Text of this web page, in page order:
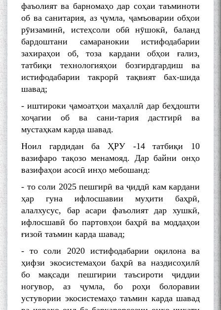
фаъолият ва барномаҳо дар соҳаи таъминоти
об ва санитария, аз ҷумла, ҷамъоварии обҳои
рӯизаминӣ, истеҳсоли обӣ нӯшокӣ, баланд
бардоштани самаранокии истифодабарии
захираҳои об, тоза кардани обҳои ғализ,
татбиқи технологияҳои бозгирдгардиш ва
истифодабарии такрорӣ тақвият бах-шида
шавад;
- иштироки ҷамоатҳои маҳаллӣ дар беҳдошти
хоҷагии об ва сани-тария дастгирӣ ва
мустаҳкам карда шавад.
Ноил гардидан ба ҲРУ -14 татбиқи 10
вазифаро тақозо менамояд. Дар байни онҳо
вазифаҳои асосӣ инҳо мебошанд:
- то соли 2025 пешгирӣ ва ҷиддӣ кам кардани
ҳар гуна ифлосшавии муҳити баҳрӣ,
алалхусус, бар асари фаъолият дар хушкӣ,
ифлосшавӣ бо партовҳои баҳрӣ ва моддаҳои
ғизоӣ таъмин карда шавад;
- то соли 2020 истифодабарии оқилона ва
ҳифзи экосистемаҳои баҳрӣ ва наздисоҳилӣ
бо мақсади пешгирии таъсироти ҷиддии
ногувор, аз ҷумла, бо роҳи болоравии
устувории экосистемаҳо таъмин карда шавад